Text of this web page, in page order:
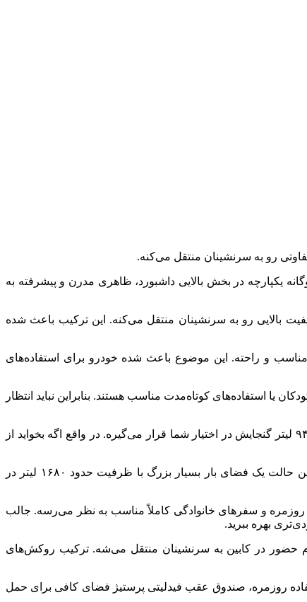
رو به سرنشینان منتقل می‌کنه.
یکپارچه در بخش بالایی داشبورد، ظاهری مدرن و پیشرفته به
بالایی رو به سرنشینان منتقل می‌کنه. این ترکیب باعث شده
کاملاً مناسب و راحته. این موضوع باعث شده خودرو برای استفاده‌های
یا استفاده‌های کوتاه‌مدت مناسب هستند. بنابراین نباید انتظار
وقتی هر سه ردیف صندلی در جای خودشون قرار داشته باشن، فضای صندوق عقب خیلی زیاد نیست و تنها ۹۴ لیتر گنجایش در اختیار شما قرار می‌گیره. در واقع اگه بخواید از
اما ماجرا زمانی جذاب می‌شه که صندلی‌های ردیف دوم و سوم رو جمع یا کاملاً خوابیده کنید. در این حالت یک فضای بار بسیار بزرگ با ظرفیت حدود ۱۶۸۰ لیتر در
قرار داره که برای استفاده روزمره و سفرهای خانوادگی کاملاً مناسب به نظر می‌رسه. جالب
حضور در کابین به سرنشینان منتقل می‌شه. ترکیب روکش‌های
روزمره، صندوق عقب فیدلیتی پرستیژ فضای کافی برای حمل